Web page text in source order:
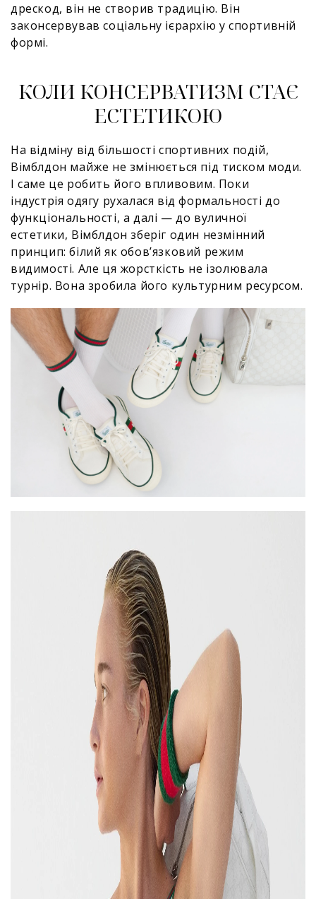
дрескод, він не створив традицію. Він
законсервував соціальну ієрархію у спортивній
формі.
КОЛИ КОНСЕРВАТИЗМ СТАЄ
ЕСТЕТИКОЮ
На відміну від більшості спортивних подій,
Вімблдон майже не змінюється під тиском моди.
І саме це робить його впливовим. Поки
індустрія одягу рухалася від формальності до
функціональності, а далі — до вуличної
естетики, Вімблдон зберіг один незмінний
принцип: білий як обов’язковий режим
видимості. Але ця жорсткість не ізолювала
турнір. Вона зробила його культурним ресурсом.